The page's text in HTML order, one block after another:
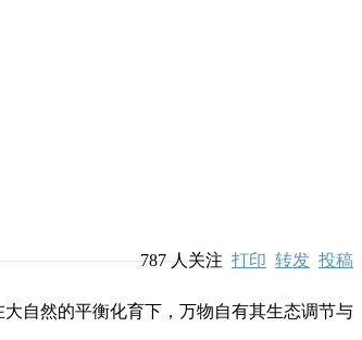
787人关注 打印 转发 投稿
自然的平衡化育下，万物自有其生态调节与